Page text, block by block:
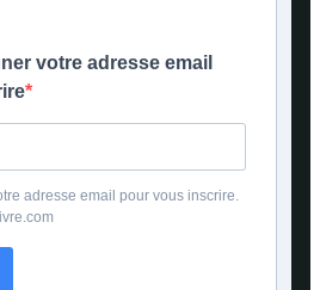
votre adresse email
adresse email pour vous inscrire.